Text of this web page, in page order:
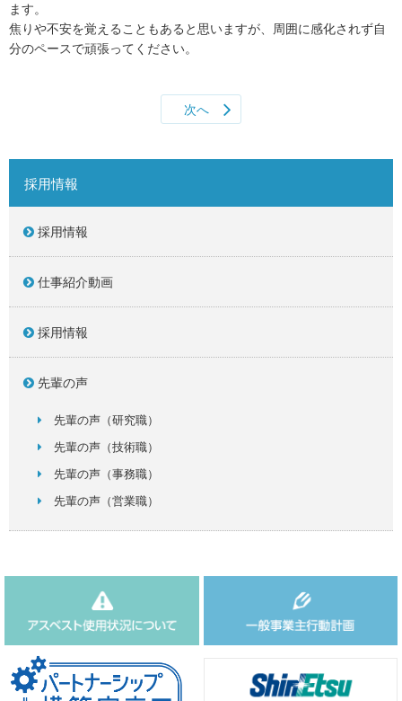
ます。
焦りや不安を覚えることもあると思いますが、周囲に感化されず自
分のペースで頑張ってください。
次へ
採用情報
採用情報
仕事紹介動画
採用情報
先輩の声
先輩の声（研究職）
先輩の声（技術職）
先輩の声（事務職）
先輩の声（営業職）